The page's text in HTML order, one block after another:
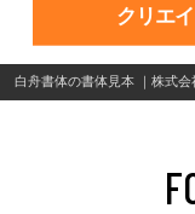
クリエ
白舟書体の書体見本 ｜株式